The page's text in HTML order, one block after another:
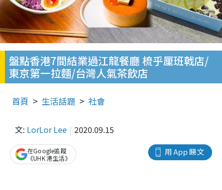
盤點香港7間結業過江龍餐廳 梳乎厘班戟店/
東京第一拉麵/台灣人氣茶飲店
首頁 生活話題 社會
文: LorLor Lee 2020.09.15
用 App 睇文
在Google追蹤
《UHK 港生活》